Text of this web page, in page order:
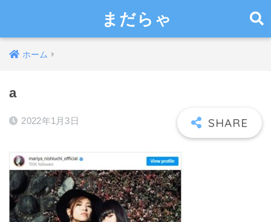
まだらゃ
ホーム
a
2022年1月3日